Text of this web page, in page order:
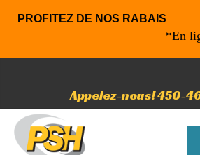
PROFITEZ DE NOS RABAIS
*En
Appelez-nous! 450-